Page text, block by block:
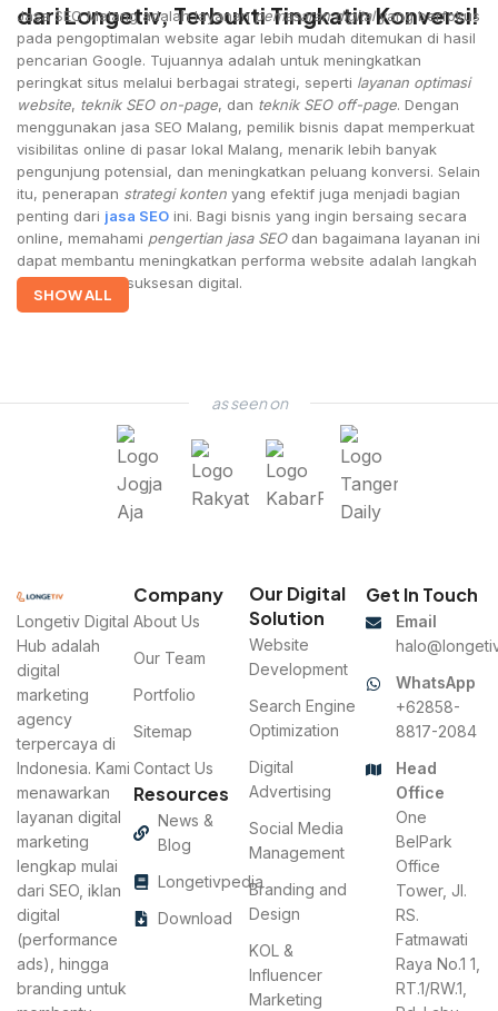
dari Longetiv, Terbukti Tingkatin Konversi!
Jasa SEO Malang adalah layananpemasaran digitalyang berfokus
pada pengoptimalan website agar lebih mudah ditemukan di hasil
pencarian Google. Tujuannya adalah untuk meningkatkan
peringkat situs melalui berbagai strategi, seperti layanan optimasi
website, teknik SEO on-page, dan teknik SEO off-page. Dengan
menggunakan jasa SEO Malang, pemilik bisnis dapat memperkuat
visibilitas online di pasar lokal Malang, menarik lebih banyak
pengunjung potensial, dan meningkatkan peluang konversi. Selain
itu, penerapan strategi konten yang efektif juga menjadi bagian
penting dari jasa SEO ini. Bagi bisnis yang ingin bersaing secara
online, memahami pengertian jasa SEOdan bagaimana layanan ini
dapat membantu meningkatkan performa website adalah langkah
awal menuju kesuksesan digital.
SHOW ALL
as seen on
Longetiv Digital
Hub adalah
digital
marketing
agency
terpercaya di
Indonesia. Kami
menawarkan
layanan digital
marketing
lengkap mulai
dari SEO, iklan
digital
(performance
ads), hingga
branding untuk
Company
About Us
Our Team
Portfolio
Sitemap
Contact Us
Resources
News &
Blog
Longetivpedia
Download
Our Digital
Solution
Website
Development
Search Engine
Optimization
Digital
Advertising
Social Media
Management
Branding and
Design
KOL &
Influencer
Marketing
Get In Touch
Email
WhatsApp
+62858-
8817-2084
Head
Office
One
BelPark
Office
Tower, Jl.
RS.
Fatmawati
Raya No.1 1,
RT.1/RW.1,